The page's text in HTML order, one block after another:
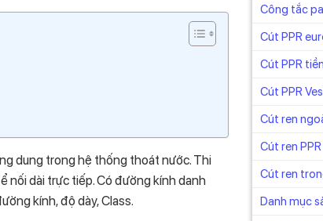
Công tắc
Cút PPR
Cút PPR
Cút PPR
Cút ren
Cút ren
Cút ren
Danh mục
dung trong hệ thống thoát nước. Thi
nối dài trực tiếp. Có đường kính danh
kính, độ dày, Class.